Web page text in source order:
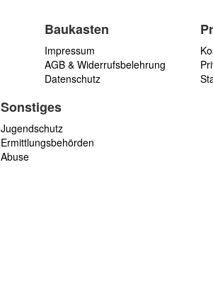
Baukasten
Impressum
AGB & Widerrufsbelehrung
Datenschutz
Sonstiges
Jugendschutz
Ermittlungsbehörden
Abuse